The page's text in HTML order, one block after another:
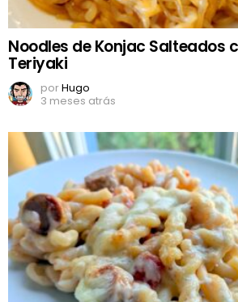
Noodles de Konjac Salteados
Teriyaki
porHugo
3 meses atrás